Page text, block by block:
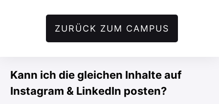
ZURÜCK ZUM CAMPUS
Kann ich die gleichen Inhalte auf
Instagram & LinkedIn posten?